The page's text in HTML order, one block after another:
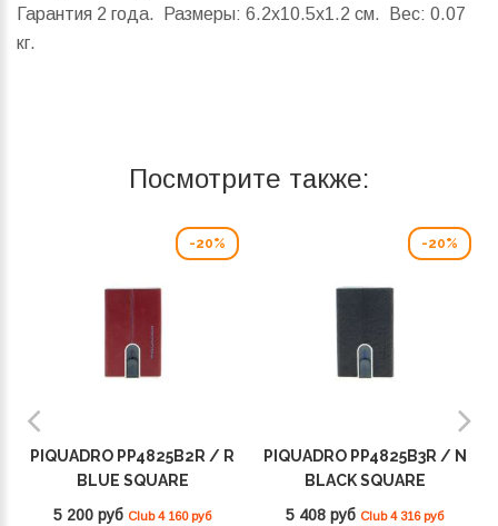
Гарантия 2 года.
Размеры: 6.2x10.5x1.2 см. Вес: 0.07
кг.
Посмотрите также:
-20%
PIQUADRO PP4825B2R / R
BLUE SQUARE
5 200 руб Club 4 160 руб
-20%
PIQUADRO PP4825B3R / N
BLACK SQUARE
5 408 руб Club 4 316 руб